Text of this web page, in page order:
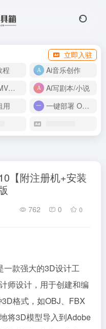
立即入驻
程
Ai音乐创作
Ai 音乐MV制作
Ai写剧本/小说
用 一键部署 OpenClaw
【附注册机+安装
762 0 0
一款强大的3D设计工
师设计，用于创建和编
格式，如OBJ、FBX
将3D模型导入到Adobe